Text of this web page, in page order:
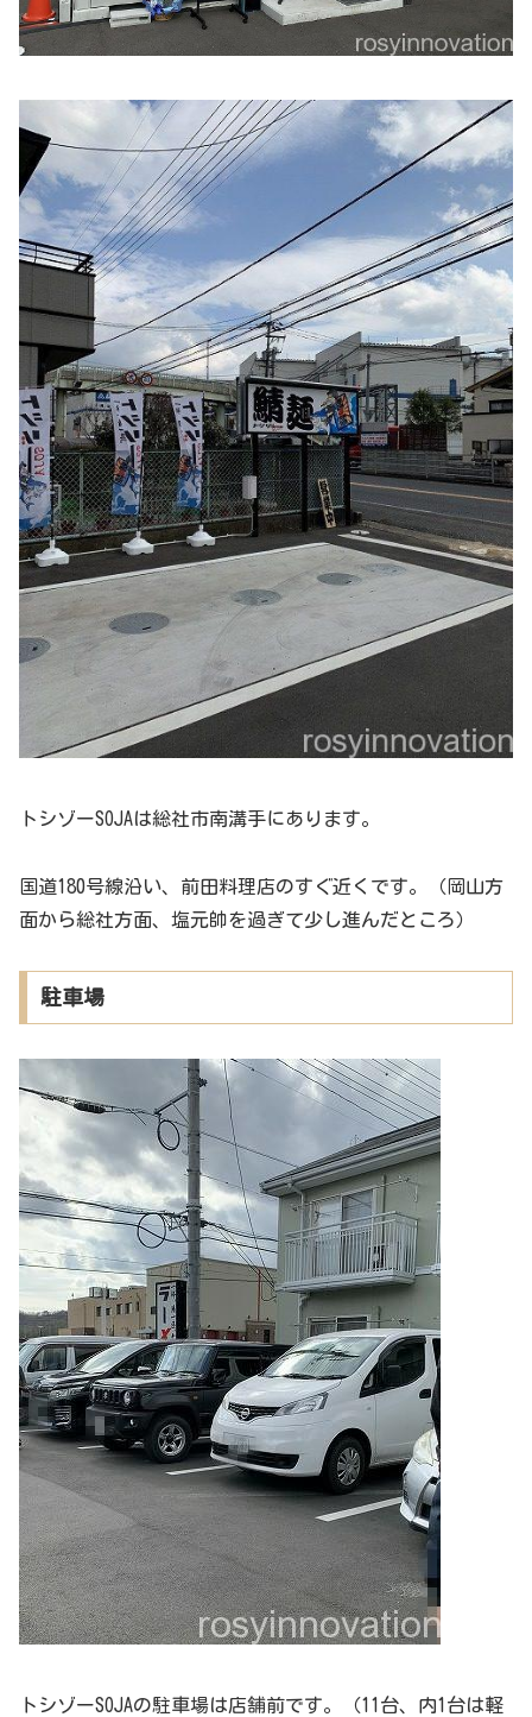
トシゾーSOJAは総社市南溝手にあります。
国道180号線沿い、前田料理店のすぐ近くです。（岡山方
面から総社方面、塩元帥を過ぎて少し進んだところ）
駐車場
トシゾーSOJAの駐車場は店舗前です。（11台、内1台は軽